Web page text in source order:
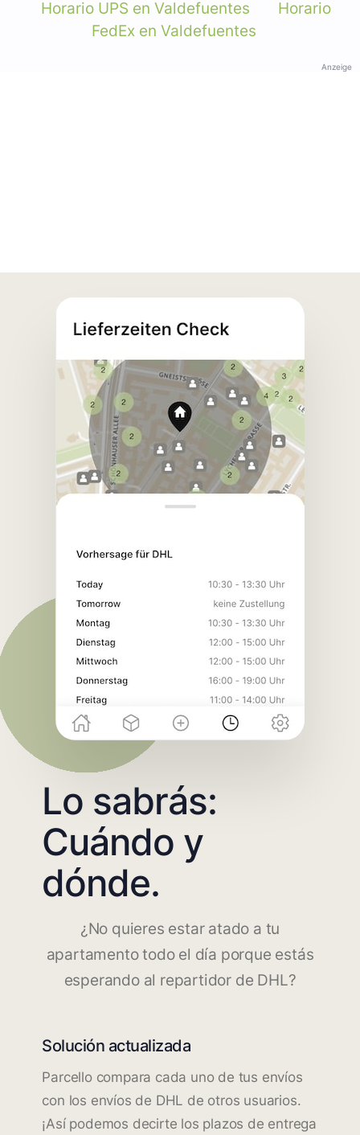
Horario UPS en Valdefuentes
Horario
FedEx en Valdefuentes
Anzeige
Lo sabrás:
Cuándo y
dónde.
¿No quieres estar atado a tu
apartamento todo el día porque estás
esperando al repartidor de DHL?
Solución actualizada
Parcello compara cada uno de tus envíos
con los envíos de DHL de otros usuarios.
¡Así podemos decirte los plazos de entrega